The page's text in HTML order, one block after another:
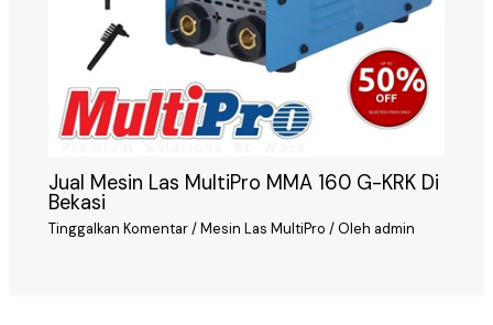
Jual Mesin Las MultiPro MMA 160 G-KRK Di
Bekasi
Tinggalkan Komentar/Mesin Las MultiPro / Oleh admin